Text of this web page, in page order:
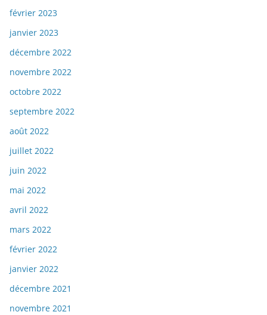
février 2023
janvier 2023
décembre 2022
novembre 2022
octobre 2022
septembre 2022
août 2022
juillet 2022
juin 2022
mai 2022
avril 2022
mars 2022
février 2022
janvier 2022
décembre 2021
novembre 2021